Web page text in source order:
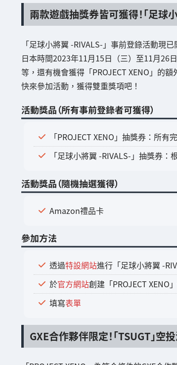
兩款遊戲抽獎券皆可獲得！「足球
「足球小將翼 -RIVALS-」事前登錄活動現已
日本時間2023年11月15日（三）至11月26
等，還有機會獲得「PROJECT XENO」的額
快來參加活動，獲得雙重獎項吧！
活動獎品（所有事前登錄者可獲得）
「PROJECT XENO」抽獎券：所有
「足球小將翼 -RIVALS-」抽獎券：
活動獎品（隨機抽選獲得）
Amazon禮品卡
參加方法
透過特設網站進行「足球小將翼 -
於官方網站創建「PROJECT XENO
填寫表單
GXE合作夥伴限定！「TSUGT」空